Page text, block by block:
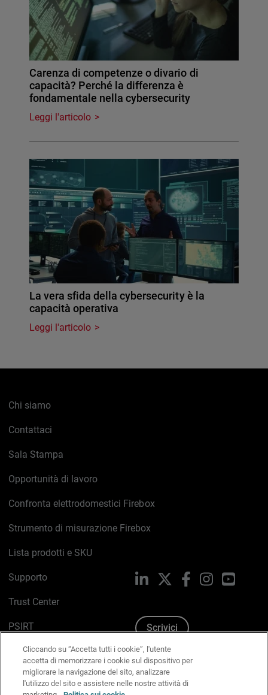
Carenza di competenze o divario di
capacità? Perché la differenza è
fondamentale nella cybersecurity
Leggi l'articolo
La vera sfida della cybersecurity è la
capacità operativa
Leggi l'articolo
Chi siamo
Contattaci
Sala Stampa
Opportunità di lavoro
Confronta elettrodomestici Firebox
Strumento di misurazione Firebox
Lista prodotti e SKU
Supporto
Trust Center
PSIRT
Politica sui cookie
Informativa sulla privacy
LinkedIn FacebookInstagram
Scrivici
Cliccando su “Accetta tutti i cookie”, l'utente
accetta di memorizzare i cookie sul dispositivo per
migliorare la navigazione del sito, analizzare
l'utilizzo del sito e assistere nelle nostre attività di